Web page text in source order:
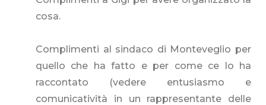
cosa.
Complimenti al sindaco di Monteveglio per
quello che ha fatto e per come ce lo ha
raccontato (vedere entusiasmo e
comunicatività in un rappresentante delle